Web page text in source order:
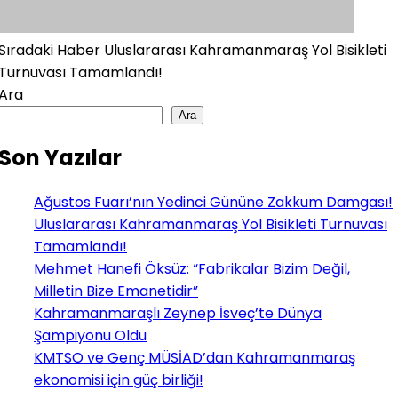
Haber Uluslararası Kahramanmaraş Yol Bisikleti
Tamamlandı!
Ara
Yazılar
Ağustos Fuarı’nın Yedinci Gününe Zakkum Damgası!
Uluslararası Kahramanmaraş Yol Bisikleti Turnuvası
Tamamlandı!
Mehmet Hanefi Öksüz: “Fabrikalar Bizim Değil,
Milletin Bize Emanetidir”
Kahramanmaraşlı Zeynep İsveç’te Dünya
Şampiyonu Oldu
KMTSO ve Genç MÜSİAD’dan Kahramanmaraş
ekonomisi için güç birliği!